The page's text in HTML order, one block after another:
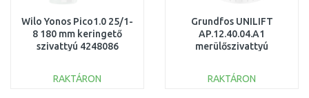
Wilo Yonos Pico1.0 25/1-
8 180 mm keringető
szivattyú 4248086
RAKTÁRON
Grundfos UNILIFT
AP.12.40.04.A1
merülőszivattyú
RAKTÁRON